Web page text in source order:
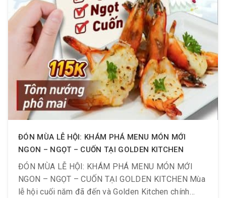
ĐÓN MÙA LỄ HỘI: KHÁM PHÁ MENU MÓN MỚI
NGON – NGỌT – CUỐN TẠI GOLDEN KITCHEN
ĐÓN MÙA LỄ HỘI: KHÁM PHÁ MENU MÓN MỚI
NGON – NGỌT – CUỐN TẠI GOLDEN KITCHEN Mùa
lễ hội cuối năm đã đến và Golden Kitchen chính